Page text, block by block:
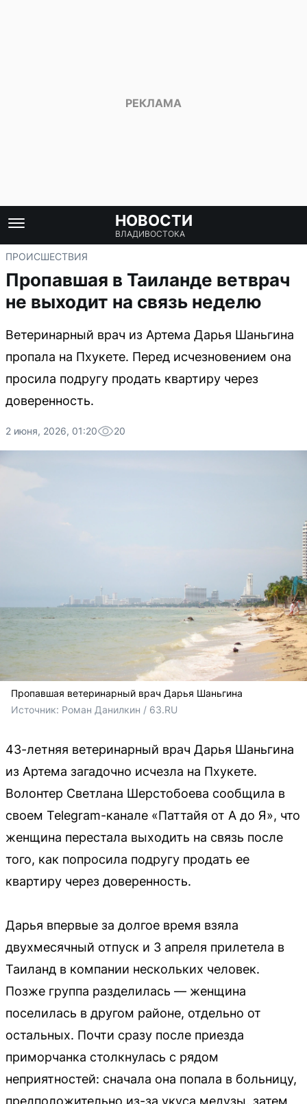
НОВОСТИ
ВЛАДИВОСТОКА
ПРОИСШЕСТВИЯ
Пропавшая в Таиланде ветврач
не выходит на связь неделю
Ветеринарный врач из Артема Дарья Шаньгина
пропала на Пхукете. Перед исчезновением она
просила подругу продать квартиру через
доверенность.
2 июня, 2026, 01:20 20
Пропавшая ветеринарный врач Дарья Шаньгина
Источник: Роман Данилкин / 63.RU
43-летняя ветеринарный врач Дарья Шаньгина
из Артема загадочно исчезла на Пхукете.
Волонтер Светлана Шерстобоева сообщила в
своем Telegram-канале «Паттайя от А до Я», что
женщина перестала выходить на связь после
того, как попросила подругу продать ее
квартиру через доверенность.
Дарья впервые за долгое время взяла
двухмесячный отпуск и 3 апреля прилетела в
Таиланд в компании нескольких человек.
Позже группа разделилась — женщина
поселилась в другом районе, отдельно от
остальных. Почти сразу после приезда
приморчанка столкнулась с рядом
неприятностей: сначала она попала в больницу,
предположительно из-за укуса медузы, затем